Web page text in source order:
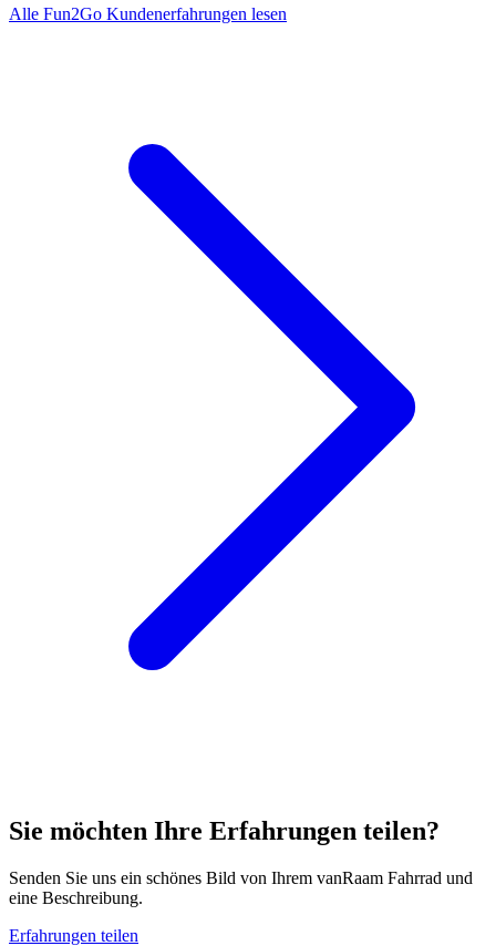
Alle Fun2Go Kundenerfahrungen lesen
Sie möchten Ihre Erfahrungen teilen?
Senden Sie uns ein schönes Bild von Ihrem vanRaam Fahrrad und
eine Beschreibung.
Erfahrungen teilen